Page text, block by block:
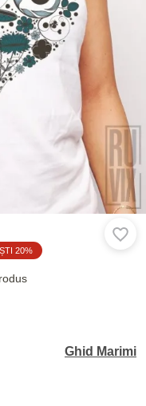
20%
Ghid Marimi